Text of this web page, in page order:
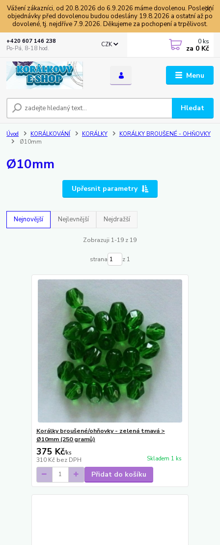
Vážení zákazníci, od 20.8.2026 do 6.9.2026 máme dovolenou. Poslední
objednávky před dovolenou budou odeslány 19.8.2026 a ostatní až po
dovolené, tj. nejdříve 7.9.2026. Děkujeme za pochopení a trpělivost.
Menu
CZK
Hledat
+420 607 146 238
Po-Pá, 8-18 hod.
0 ks
za 0 Kč
Úvod KORÁLKOVÁNÍ KORÁLKY
KORÁLKY BROUŠENÉ - OHŇOVKY
Ø10mm
Ø10mm
Upřesnit parametry
Nejnovější Nejlevnější Nejdražší
Zobrazuji 1-19 z 19
strana z 1
Korálky broušené/ohňovky - zelená tmavá >
Ø10mm (250 gramů)
375 Kč/ks
310 Kč bez DPH Skladem 1 ks
Přidat do košíku